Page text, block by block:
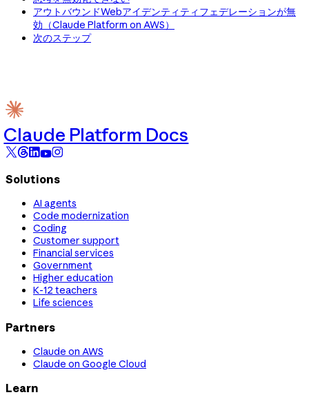
アウトバウンドWebアイデンティティフェデレーションが無
効（Claude Platform on AWS）
次のステップ
Claude Platform Docs
Solutions
AI agents
Code modernization
Coding
Customer support
Financial services
Government
Higher education
K-12 teachers
Life sciences
Partners
Claude on AWS
Claude on Google Cloud
Learn